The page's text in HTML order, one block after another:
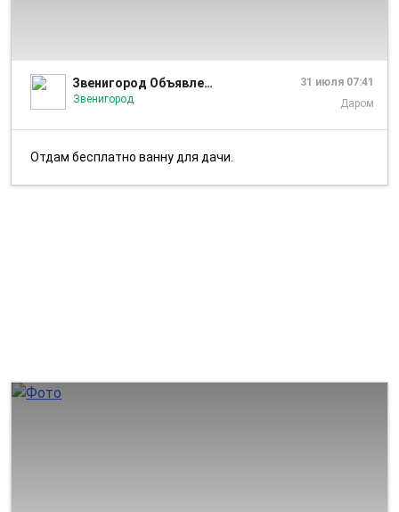
Звенигород Объявления
Звенигород
31 июля 07:41
Даром
Отдам бесплатно ванну для дачи.